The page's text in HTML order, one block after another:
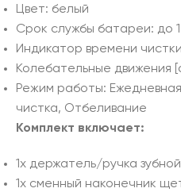
Цвет: белый
Срок службы батареи: до
Индикатор времени
Колебательные движения
Режим работы:
чистка, Отбеливание
Комплект включает:
1x держатель/ручка
1x сменный наконечник